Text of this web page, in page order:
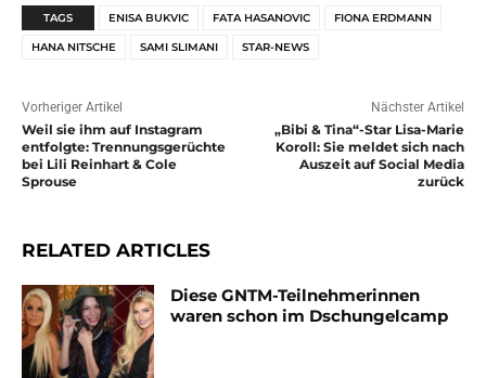
TAGS ENISA BUKVIC FATA HASANOVIC FIONA ERDMANN
HANA NITSCHE SAMI SLIMANI STAR-NEWS
Vorheriger Artikel
Weil sie ihm auf Instagram
entfolgte: Trennungsgerüchte
bei Lili Reinhart & Cole
Sprouse
Nächster Artikel
„Bibi & Tina“-Star Lisa-Marie
Koroll: Sie meldet sich nach
Auszeit auf Social Media
zurück
RELATED ARTICLES
Diese GNTM-Teilnehmerinnen
waren schon im Dschungelcamp